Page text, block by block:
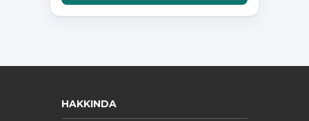
HAKKINDA